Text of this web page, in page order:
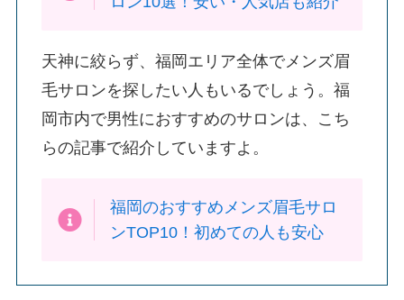
天神に絞らず、福岡エリア全体でメンズ眉
毛サロンを探したい人もいるでしょう。福
岡市内で男性におすすめのサロンは、こち
らの記事で紹介していますよ。
福岡のおすすめメンズ眉毛サロ
ンTOP10！初めての人も安心